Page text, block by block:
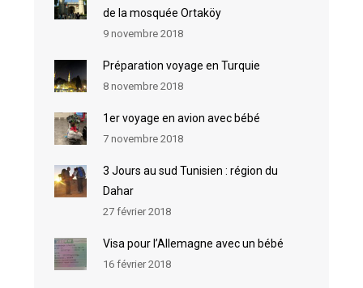
de la mosquée Ortaköy
9 novembre 2018
Préparation voyage en Turquie
8 novembre 2018
1er voyage en avion avec bébé
7 novembre 2018
3 Jours au sud Tunisien : région du
Dahar
27 février 2018
Visa pour l’Allemagne avec un bébé
16 février 2018